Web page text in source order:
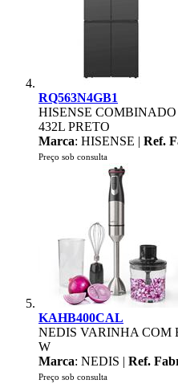
RQ563N4GB1
HISENSE COMBINADO
432L PRETO
Marca: HISENSE | Ref.
Preço sob consulta
KAHB400CAL
NEDIS VARINHA COM
W
Marca: NEDIS | Ref.
Preço sob consulta